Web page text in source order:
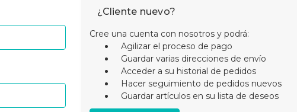
¿Cliente nuevo?
Cree una cuenta con nosotros y podrá:
Agilizar el proceso de pago
Guardar varias direcciones de envío
Acceder a su historial de pedidos
Hacer seguimiento de pedidos nuevos
Guardar artículos en su lista de deseos